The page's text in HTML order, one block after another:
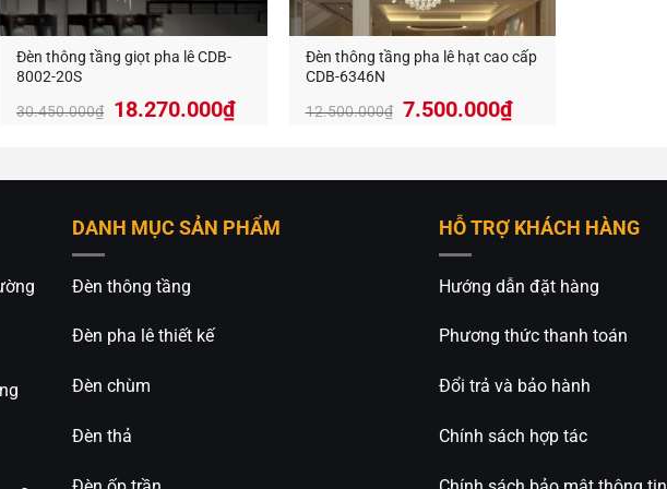
Mã sản phẩm: CDB-89002T
Loại đèn: Đèn thông tầng pha lê cao cấp
Đèn thông tầng giọt pha lê CDB-
8002-20S
30.450.000₫
Giá
30.450.000₫.
18.270.000₫Giá
là:
Đèn thông tầng pha lê hạt cao cấp
CDB-6346N
12.500.000₫ 7.500.000₫
DANH MỤC SẢN PHẨM
Đèn thông tầng
Đèn pha lê thiết kế
Đèn chùm
Đèn thả
HỖ TRỢ KHÁCH HÀNG
Hướng dẫn đặt hàng
Phương thức thanh toán
Đổi trả và bảo hành
Chính sách hợp tác